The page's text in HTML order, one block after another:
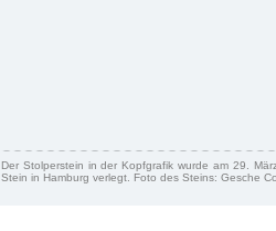
Der Stolperstein in der Kopfgrafik wurde am 29.
Stein in Hamburg verlegt. Foto des Steins: Gesche